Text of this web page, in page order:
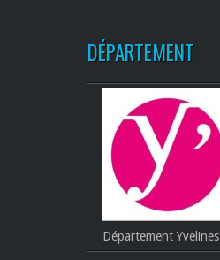
DÉPARTEMENT
Département Yvelines